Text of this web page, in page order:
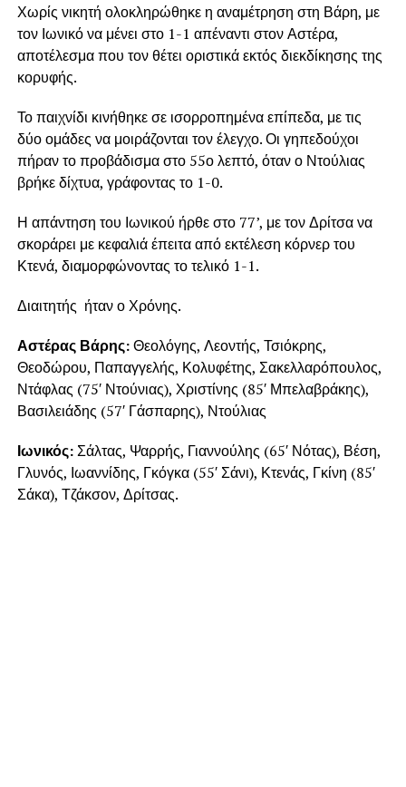
Χωρίς νικητή ολοκληρώθηκε η αναμέτρηση στη Βάρη, με
τον Ιωνικό να μένει στο 1-1 απέναντι στον Αστέρα,
αποτέλεσμα που τον θέτει οριστικά εκτός διεκδίκησης της
κορυφής.
Το παιχνίδι κινήθηκε σε ισορροπημένα επίπεδα, με τις
δύο ομάδες να μοιράζονται τον έλεγχο. Οι γηπεδούχοι
πήραν το προβάδισμα στο 55ο λεπτό, όταν ο Ντούλιας
βρήκε δίχτυα, γράφοντας το 1-0.
Η απάντηση του Ιωνικού ήρθε στο 77’, με τον Δρίτσα να
σκοράρει με κεφαλιά έπειτα από εκτέλεση κόρνερ του
Κτενά, διαμορφώνοντας το τελικό 1-1.
Διαιτητής ήταν ο Χρόνης.
Αστέρας Βάρης:Θεολόγης, Λεοντής, Τσιόκρης,
Θεοδώρου, Παπαγγελής, Κολυφέτης, Σακελλαρόπουλος,
Ντάφλας (75′ Ντούνιας), Χριστίνης (85′ Μπελαβράκης),
Βασιλειάδης (57′ Γάσπαρης), Ντούλιας
Ιωνικός:Σάλτας, Ψαρρής, Γιαννούλης (65′ Νότας), Βέση,
Γλυνός, Ιωαννίδης, Γκόγκα (55′ Σάνι), Κτενάς, Γκίνη (85′
Σάκα), Τζάκσον, Δρίτσας.